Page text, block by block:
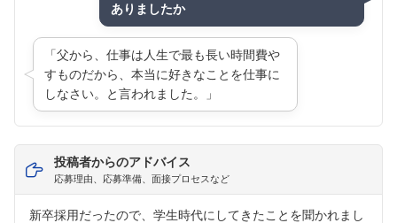
ありましたか
「父から、仕事は人生で最も長い時間費や
すものだから、本当に好きなことを仕事に
しなさい。と言われました。」
投稿者からのアドバイス
応募理由、応募準備、面接プロセスなど
新卒採用だったので、学生時代にしてきたことを聞かれまし